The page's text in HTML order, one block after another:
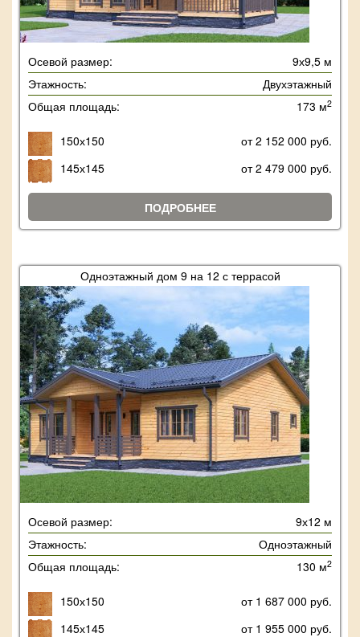
Осевой размер:
9х9,5 м
Этажность:
Двухэтажный
Общая площадь:
173 м2
150х150
от 2 152 000 руб.
145х145
от 2 479 000 руб.
ПОДРОБНЕЕ
Одноэтажный дом 9 на 12 с террасой
Осевой размер:
9х12 м
Этажность:
Одноэтажный
Общая площадь:
130 м2
150х150
от 1 687 000 руб.
145х145
от 1 955 000 руб.